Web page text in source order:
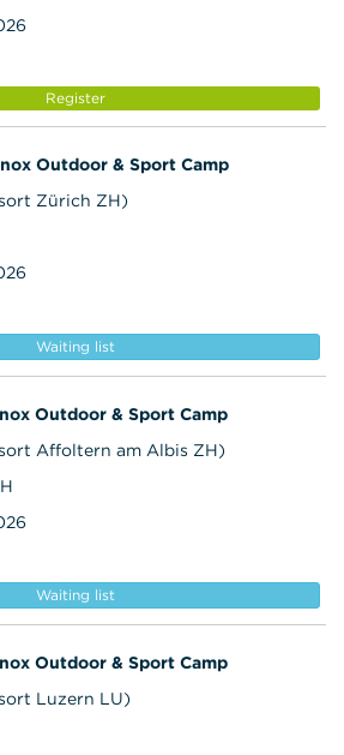
Register
Outdoor & Sport Camp
Zürich ZH)
Waiting list
Outdoor & Sport Camp
Affoltern am Albis ZH)
Waiting list
Outdoor & Sport Camp
Luzern LU)